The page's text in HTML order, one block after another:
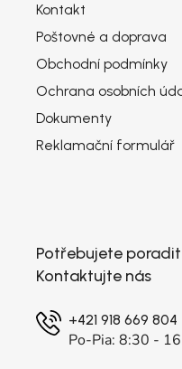
Kontakt
Poštovné a doprava
Obchodní podmínky
Ochrana osobních
Dokumenty
Reklamační formulář
Potřebujete
Kontaktujte nás
+421 918 669 804
Po-Pia: 8:30 -